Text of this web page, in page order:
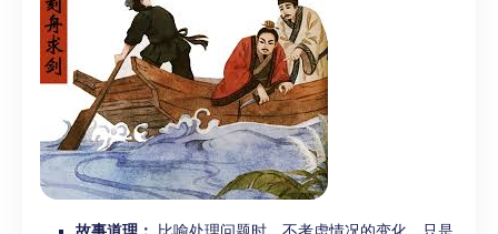
故事道理：
比喻处理问题时，不考虑情况的变化，只是